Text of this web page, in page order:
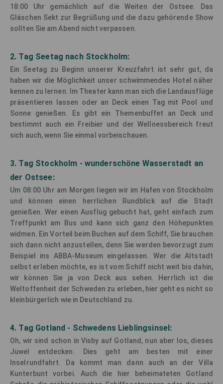
18:00 Uhr gemächlich auf die Weiten der Ostsee. Das
Gläschen Sekt zur Begrüßung und die dazu gehörende Show
sollten Sie am Abend nicht verpassen.
2. Tag Seetag nach Stockholm:
Ein Seetag zu Beginn unserer Kreuzfahrt ist sehr gut, da
haben wir die Möglichkeit unser schwimmendes Hotel näher
kennen zu lernen. Im Theater kann man sich die Landausflüge
präsentieren lassen oder an Deck einen Tag mit Pool und
Sonne genießen. Es gibt ein Themenbuffet an Deck und
bestimmt auch ein Freibier und der Wellnessbereich freut
sich auch, wenn Sie einmal vorbeischauen.
3. Tag Stockholm - wunderschöne Wasserstadt an
der Ostsee:
Um 08:00 Uhr am Morgen liegen wir im Hafen von Stockholm
und können einen herrlichen Rundblick auf die Stadt
genießen. Wer einen Ausflug gebucht hat, geht einfach zum
Treffpunkt am Bus und kann sich ganz den Höhepunkten
widmen. Ein Vorteil beim Buchen auf dem Schiff, Sie brauchen
sich dann nicht anzustellen, denn Sie werden bevorzugt zum
Beispiel ins ABBA-Museum eingelassen. Wer die Altstadt
selbst erleben möchte, es ist vom Schiff nicht weit bis dahin,
wir können Sie ja von Deck aus sehen. Herrlich ist die
Weltoffenheit der Schweden zu erleben, hier geht es nicht so
kleinbürgerlich wie in Deutschland zu.
4. Tag Gotland - Schwedens Lieblingsinsel:
Oh, wir sind schon in Visby auf Gotland, nun aber los, dieses
Juwel entdecken. Dies geht am besten mit einer
Inselrundfahrt. Da kommt man dann auch an der Villa
Kunterbunt vorbei. Auch die hier beheimateten Gotland